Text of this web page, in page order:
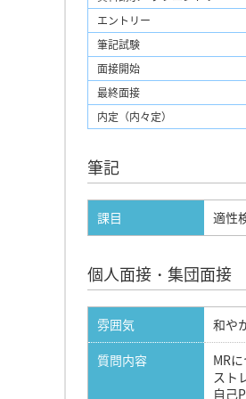
エントリー
筆記試験
面接開始
最終面接
内定（内々定）
筆記
課目 適性
個人面接・集団面接
雰囲気
和や
質問内容
MR
スト
自己